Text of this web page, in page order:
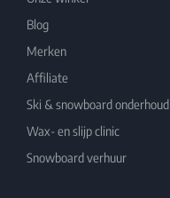
Blog
Merken
Affiliate
Ski & snowboard onderhoud
Wax- en slijp clinic
Snowboard verhuur